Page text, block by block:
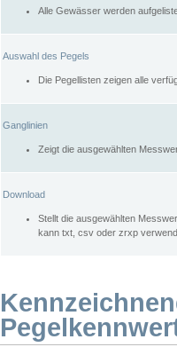
Alle Gewässer werden
Auswahl des Pegels
Die Pegellisten zeigen alle
Ganglinien
Zeigt die ausgewählten
Download
Stellt die ausgewählten
kann txt, csv oder zrxp